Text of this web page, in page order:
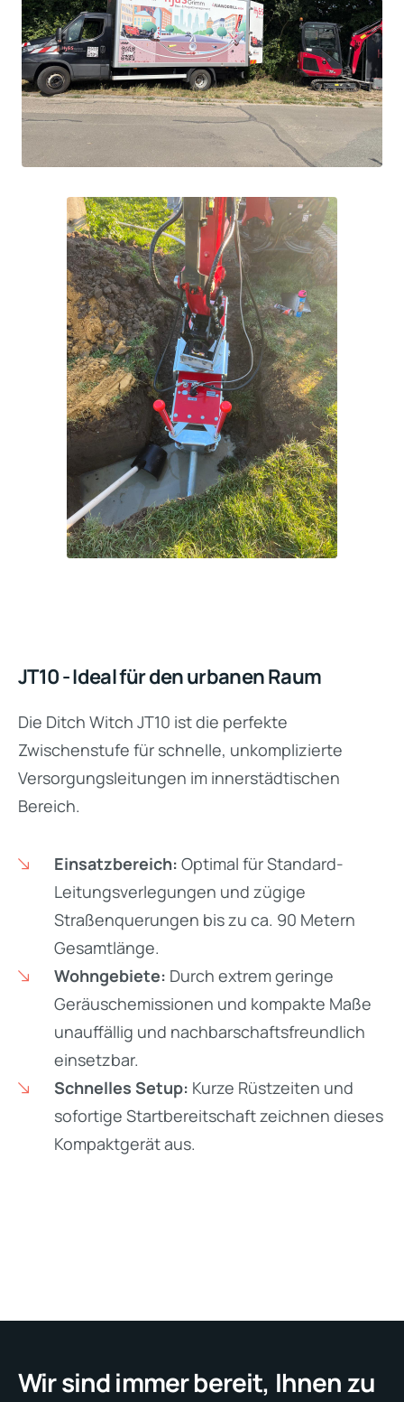
JT10 - Ideal für den urbanen Raum
Die Ditch Witch JT10 ist die perfekte
Zwischenstufe für schnelle, unkomplizierte
Versorgungsleitungen im innerstädtischen
Bereich.
Einsatzbereich: Optimal für Standard-
Leitungsverlegungen und zügige
Straßenquerungen bis zu ca. 90 Metern
Gesamtlänge.
Wohngebiete: Durch extrem geringe
Geräuschemissionen und kompakte Maße
unauffällig und nachbarschaftsfreundlich
einsetzbar.
Schnelles Setup: Kurze Rüstzeiten und
sofortige Startbereitschaft zeichnen dieses
Kompaktgerät aus.
Wir sind immer bereit, Ihnen zu